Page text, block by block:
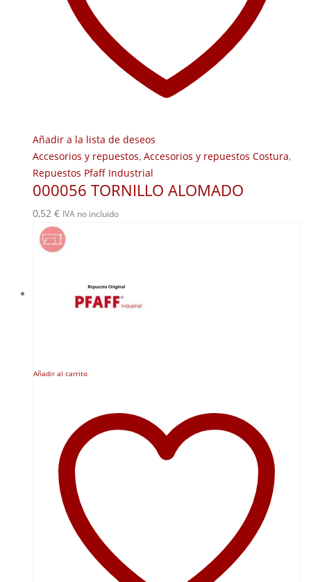
Añadir a la lista de deseos
Accesorios y repuestos, Accesorios y repuestos Costura,
Repuestos Pfaff Industrial
000056 TORNILLO ALOMADO
0,52 € IVA no incluido
Añadir al carrito